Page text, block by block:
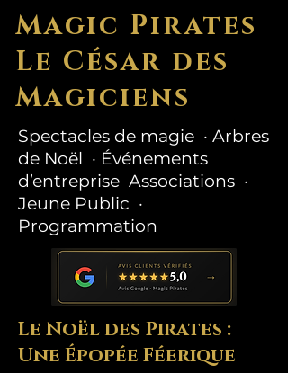
Magic Pirates
Le César des
Magiciens
Spectacles de magie · Arbres
de Noël · Événements
d’entreprise Associations ·
Jeune Public ·
Programmation
Le Noël des Pirates :
Une Épopée Féerique